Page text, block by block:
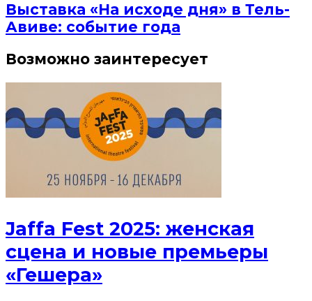
Выставка «На исходе дня» в Тель-
Авиве: событие года
Возможно заинтересует
Jaffa Fest 2025: женская
сцена и новые премьеры
«Гешера»